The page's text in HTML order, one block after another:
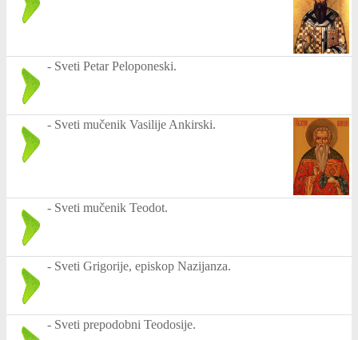
- Sveti Petar Peloponeski.
- Sveti mučenik Vasilije Ankirski.
- Sveti mučenik Teodot.
- Sveti Grigorije, episkop Nazijanza.
- Sveti prepodobni Teodosije.